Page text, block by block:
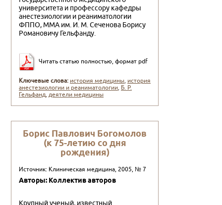
университета и профес­сору кафедры
анестезиологии и реаниматологии
ФППО, ММА им. И. М. Сеченова Борису
Романовичу Гельфанду.
Читать статью полностью, формат pdf
Ключевые слова: история медицины, история
анестезиологии и реаниматологии, Б. Р.
Гельфанд,деятели медицины
Борис Павлович Богомолов
(к 75-летию со дня
рождения)
Источник: Клиническая медицина, 2005, № 7
Авторы: Коллектив авторов
Крупный ученый, известный